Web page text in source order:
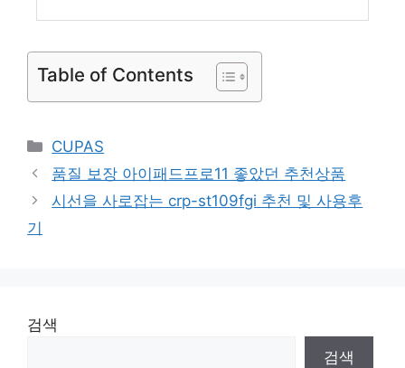
Table of Contents
Categories
CUPAS
품질 보장 아이패드프로11 좋았던 추천상품
시선을 사로잡는 crp-st109fgi 추천 및 사용후
기
검색
검색